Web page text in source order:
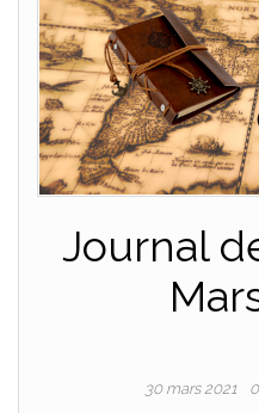
Journal
30 mars 2021 0